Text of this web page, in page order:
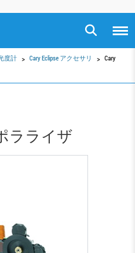
度計 Cary Eclipse アクセサリ
Cary
ラライザ